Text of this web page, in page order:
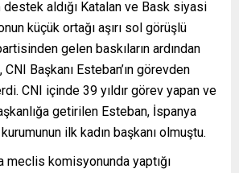
destek aldığı Katalan ve Bask siyasi
küçük ortağı aşırı sol görüşlü
gelen baskıların ardından
Başkanı Esteban’ın görevden
CNI içinde 39 yıldır görev yapan ve
getirilen Esteban, İspanya
ilk kadın başkanı olmuştu.
meclis komisyonunda yaptığı